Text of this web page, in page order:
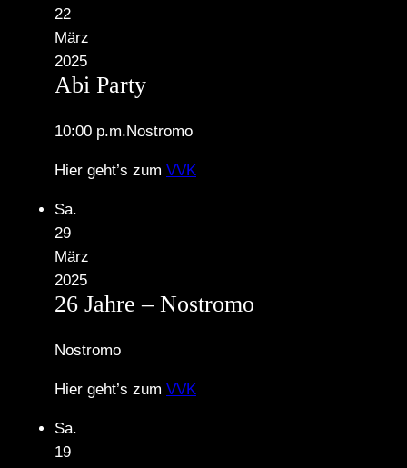
22
März
2025
Abi Party
10:00 p.m.Nostromo
Hier geht’s zum VVK
Sa.
29
März
2025
26 Jahre – Nostromo
Nostromo
Hier geht’s zum VVK
Sa.
19